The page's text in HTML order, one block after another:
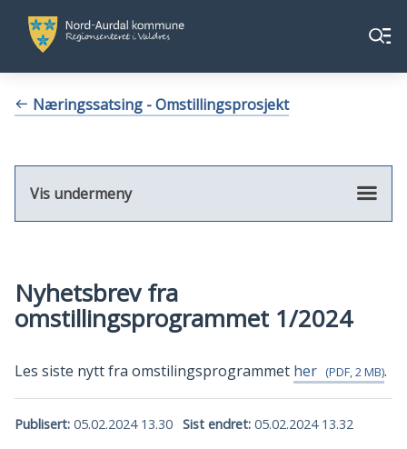
Nord-
Aurdal
kommune
Aurdal
kommune
Meny
Du Næringssatsing - Omstillingsprosjekt
Vis undermeny
Nyhetsbrev fra
omstillingsprogrammet 1/2024
Les siste nytt fra omstilingsprogrammet her (PDF, 2 MB).
Publisert 05.02.2024 13.30 Sist endret 05.02.2024 13.32